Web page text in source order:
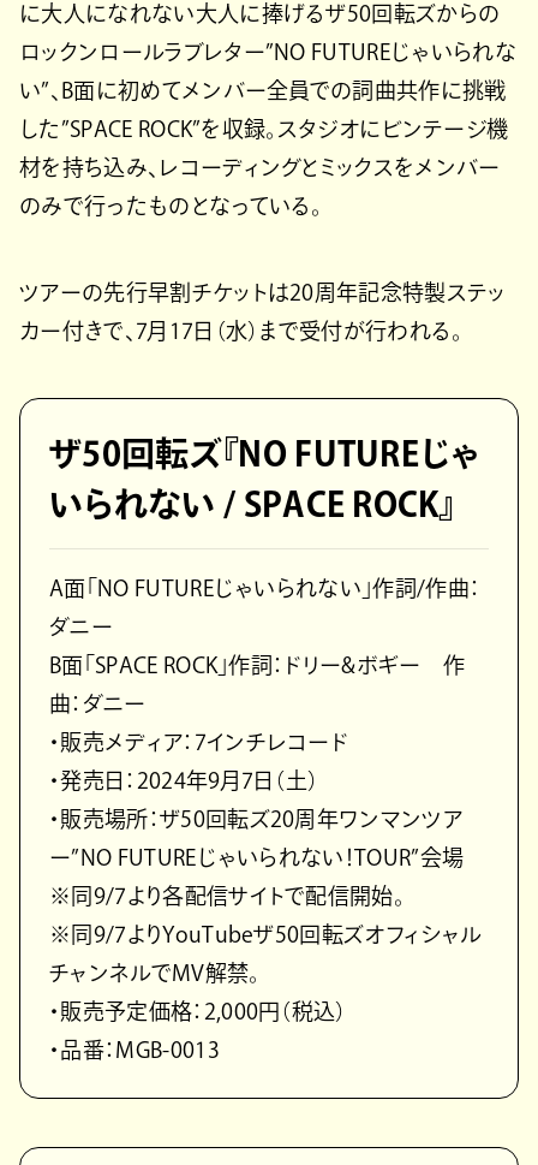
に大人になれない大人に捧げるザ50回転ズからの
ロックンロールラブレター”NO FUTUREじゃいられな
い”、B面に初めてメンバー全員での詞曲共作に挑戦
した”SPACE ROCK”を収録。スタジオにビンテージ機
材を持ち込み、レコーディングとミックスをメンバー
のみで行ったものとなっている。
ツアーの先行早割チケットは20周年記念特製ステッ
カー付きで、7月17日（水）まで受付が行われる。
ザ50回転ズ『NO FUTUREじゃ
いられない / SPACE ROCK』
A面「NO FUTUREじゃいられない」作詞/作曲：
ダニー
B面「SPACE ROCK」作詞：ドリー&ボギー 作
曲：ダニー
・販売メディア：7インチレコード
・発売日：2024年9月7日（土）
・販売場所：ザ50回転ズ20周年ワンマンツア
ー”NO FUTUREじゃいられない！TOUR”会場
※同9/7より各配信サイトで配信開始。
※同9/7よりYouTubeザ50回転ズオフィシャル
チャンネルでMV解禁。
・販売予定価格：2,000円（税込）
・品番：MGB-0013